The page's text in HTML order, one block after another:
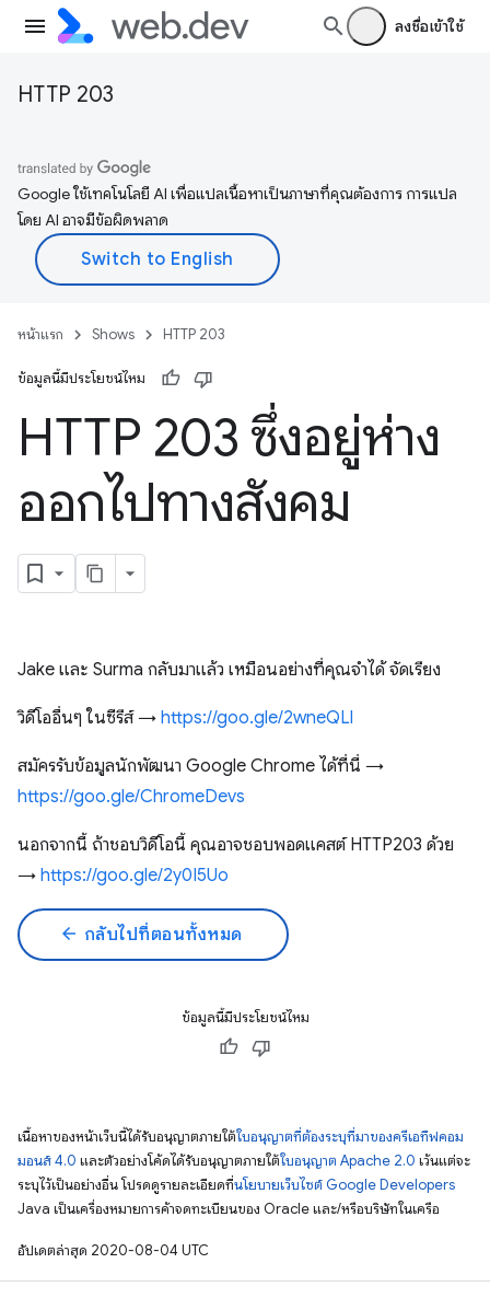
ลงชื่อเข้าใช้
HTTP 203
Google ใช้เทคโนโลยี AI เพื่อแปลเนื้อหาเป็นภาษาที่คุณต้องการ การแปล
โดย AI อาจมีข้อผิดพลาด
หน้าแรก Shows HTTP 203
ข้อมูลนี้มีประโยชน์ไหม
HTTP 203 ซึ่งอยู่ห่าง
ออกไปทางสังคม
Jake และ Surma กลับมาแล้ว เหมือนอย่างที่คุณจำได้ จัดเรียง
วิดีโออื่นๆ ในซีรีส์ → https://goo.gle/2wneQLl
สมัครรับข้อมูลนักพัฒนา Google Chrome ได้ที่นี่ →
https://goo.gle/ChromeDevs
นอกจากนี้ ถ้าชอบวิดีโอนี้ คุณอาจชอบพอดแคสต์ HTTP203 ด้วย
→ https://goo.gle/2y0I5Uo
arrow_back กลับไปที่ตอนทั้งหมด
ข้อมูลนี้มีประโยชน์ไหม
เนื้อหาของหน้าเว็บนี้ได้รับอนุญาตภายใต้ใบอนุญาตที่ต้องระบุที่มาของครีเอทีฟคอม
มอนส์ 4.0 และตัวอย่างโค้ดได้รับอนุญาตภายใต้ใบอนุญาต Apache 2.0 เว้นแต่จะ
ระบุไว้เป็นอย่างอื่น โปรดดูรายละเอียดที่นโยบายเว็บไซต์ Google Developers
Java เป็นเครื่องหมายการค้าจดทะเบียนของ Oracle และ/หรือบริษัทในเครือ
อัปเดตล่าสุด 2020-08-04 UTC